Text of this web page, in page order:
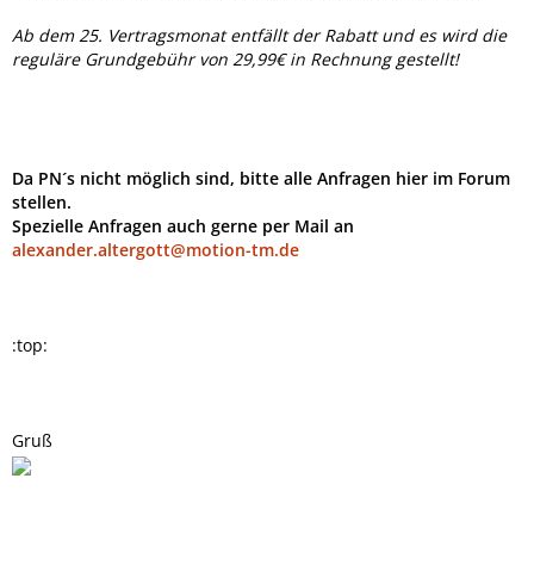
Ab dem 25. Vertragsmonat entfällt der Rabatt und es wird die
reguläre Grundgebühr von 29,99€ in Rechnung gestellt!
Da PN´s nicht möglich sind, bitte alle Anfragen hier im Forum
stellen.
Spezielle Anfragen auch gerne per Mail an
alexander.altergott@motion-tm.de
:top:
Gruß